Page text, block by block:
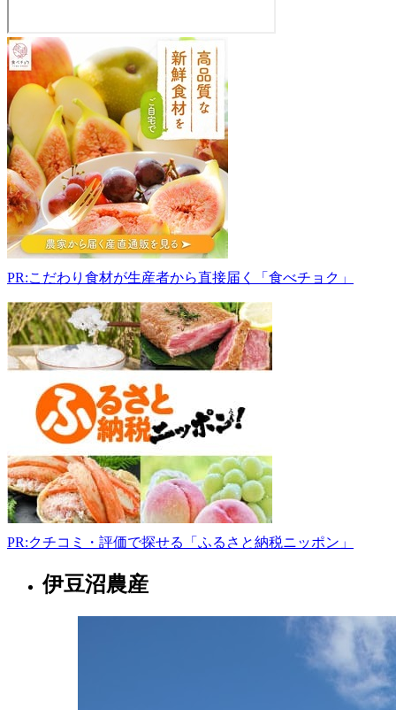
直
売
所
Sai
981-
4101
宮
城
県
加
美
郡
色
麻
清
水
川
端
7520-
-
PR:こだわり食材が生産者から直接届く「食べチョク」
PR:クチコミ・評価で探せる「ふるさと納税ニッポン」
宮
伊豆沼農産